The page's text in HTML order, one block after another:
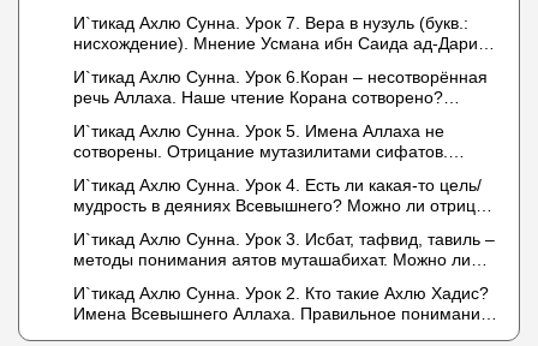
Усмана ибн Саида ад-Дарими. Иман – это слова,
дела и познание
И`тикад Ахлю Сунна. Урок 7. Вера в нузуль (букв.:
нисхождение). Мнение Усмана ибн Саида ад-Дарими
описывается физическим движением?
И`тикад Ахлю Сунна. Урок 6.Коран – несотворённая
речь Аллаха. Наше чтение Корана сотворено?
И`тикад Ахлю Сунна. Урок 5. Имена Аллаха не
сотворены. Отрицание мутазилитами сифатов.
И`тикад Ахлю Сунна. Урок 4. Есть ли какая-то цель/
мудрость в деяниях Всевышнего? Можно ли отрицать
не пришло в Коране и Сунне? Концепция ибн
Таймийи
И`тикад Ахлю Сунна. Урок 3. Исбат, тафвид, тавиль –
методы понимания аятов муташабихат. Можно ли
Что означает утверждение сифата «биля кейфа»
(без образа)?
И`тикад Ахлю Сунна. Урок 2. Кто такие Ахлю Хадис?
Имена Всевышнего Аллаха. Правильное понимание